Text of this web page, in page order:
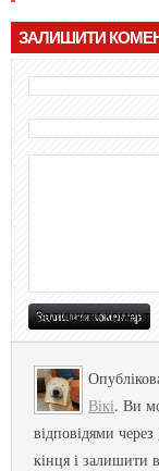
ЗАЛИШИТИ
Вікі. Ви
відповідями через
кінця і залишити